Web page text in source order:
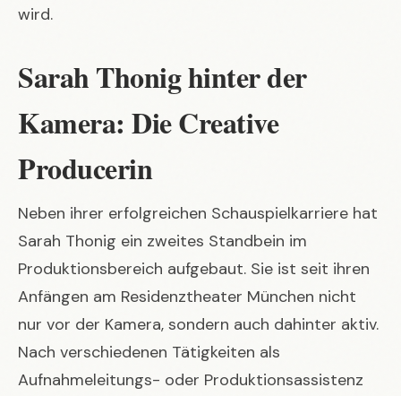
wird.
Sarah Thonig hinter der
Kamera: Die Creative
Producerin
Neben ihrer erfolgreichen Schauspielkarriere hat
Sarah Thonig ein zweites Standbein im
Produktionsbereich aufgebaut. Sie ist seit ihren
Anfängen am Residenztheater München nicht
nur vor der Kamera, sondern auch dahinter aktiv.
Nach verschiedenen Tätigkeiten als
Aufnahmeleitungs- oder Produktionsassistenz